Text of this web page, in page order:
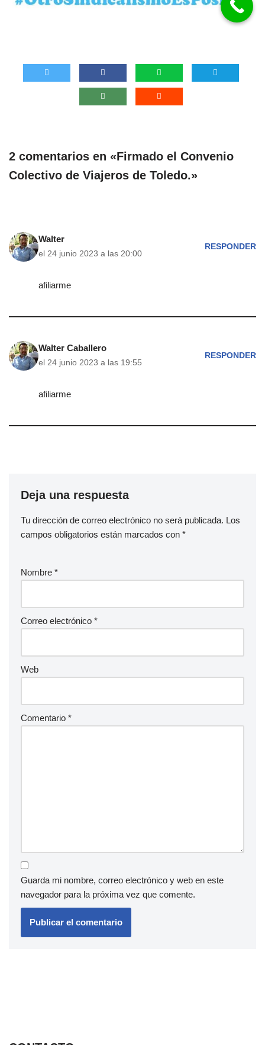
2 comentarios en «Firmado el Convenio
Colectivo de Viajeros de Toledo.»
Walter
el 24 junio 2023 a las 20:00
RESPONDER
afiliarme
Walter Caballero
el 24 junio 2023 a las 19:55
RESPONDER
afiliarme
Deja una respuesta
Tu dirección de correo electrónico no será publicada. Los
campos obligatorios están marcados con *
Nombre *
Correo electrónico *
Web
Comentario *
Guarda mi nombre, correo electrónico y web en este
navegador para la próxima vez que comente.